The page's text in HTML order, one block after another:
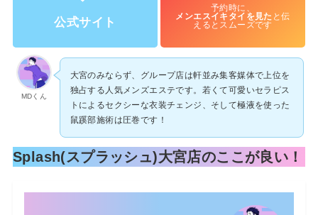
公式サイト
予約時に、
メンエスイキタイを見た と伝
えるとスムーズです
MDくん
大宮のみならず、グループ店は軒並み集客媒体で上位を
独占する人気メンズエステです。若くて可愛いセラピス
トによるセクシーな衣装チェンジ、そして極液を使った
鼠蹊部施術は圧巻です！
Splash(スプラッシュ)大宮店のここが良い！